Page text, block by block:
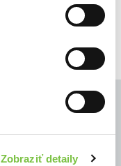
Zobraziť detaily